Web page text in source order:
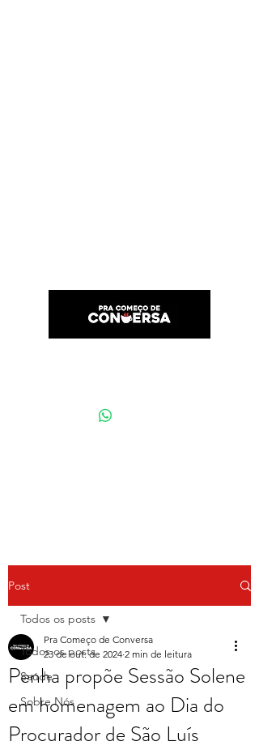
Post
Todos os posts
Saúde
Sobre Nós
Todos os posts
Penha propõe Sessão Solene
em homenagem ao Dia do
Procurador de São Luís
Pra Começo de Conversa
23 de out. de 2024 2 min de leitura